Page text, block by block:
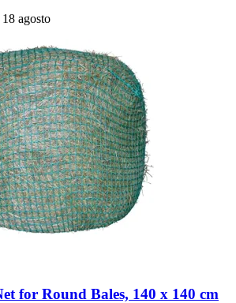
agosto
for Round Bales, 140 x 140 cm